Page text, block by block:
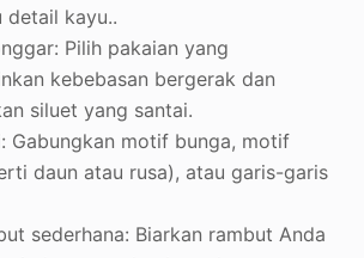
detail kayu..
Pilih pakaian yang
kebebasan bergerak dan
siluet yang santai.
Gabungkan motif bunga, motif
daun atau rusa), atau garis-garis
sederhana: Biarkan rambut Anda